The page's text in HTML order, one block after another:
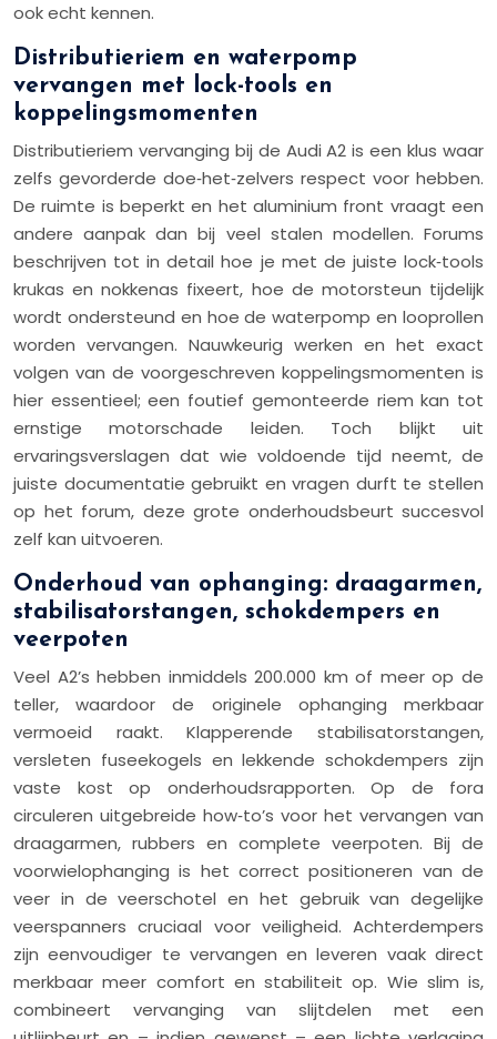
ook echt kennen.
Distributieriem en waterpomp
vervangen met lock-tools en
koppelingsmomenten
Distributieriem vervanging bij de Audi A2 is een klus waar
zelfs gevorderde doe‑het‑zelvers respect voor hebben.
De ruimte is beperkt en het aluminium front vraagt een
andere aanpak dan bij veel stalen modellen. Forums
beschrijven tot in detail hoe je met de juiste lock‑tools
krukas en nokkenas fixeert, hoe de motorsteun tijdelijk
wordt ondersteund en hoe de waterpomp en looprollen
worden vervangen. Nauwkeurig werken en het exact
volgen van de voorgeschreven koppelingsmomenten is
hier essentieel; een foutief gemonteerde riem kan tot
ernstige motorschade leiden. Toch blijkt uit
ervaringsverslagen dat wie voldoende tijd neemt, de
juiste documentatie gebruikt en vragen durft te stellen
op het forum, deze grote onderhoudsbeurt succesvol
zelf kan uitvoeren.
Onderhoud van ophanging: draagarmen,
stabilisatorstangen, schokdempers en
veerpoten
Veel A2’s hebben inmiddels 200.000 km of meer op de
teller, waardoor de originele ophanging merkbaar
vermoeid raakt. Klapperende stabilisatorstangen,
versleten fuseekogels en lekkende schokdempers zijn
vaste kost op onderhoudsrapporten. Op de fora
circuleren uitgebreide how‑to’s voor het vervangen van
draagarmen, rubbers en complete veerpoten. Bij de
voorwielophanging is het correct positioneren van de
veer in de veerschotel en het gebruik van degelijke
veerspanners cruciaal voor veiligheid. Achterdempers
zijn eenvoudiger te vervangen en leveren vaak direct
merkbaar meer comfort en stabiliteit op. Wie slim is,
combineert vervanging van slijtdelen met een